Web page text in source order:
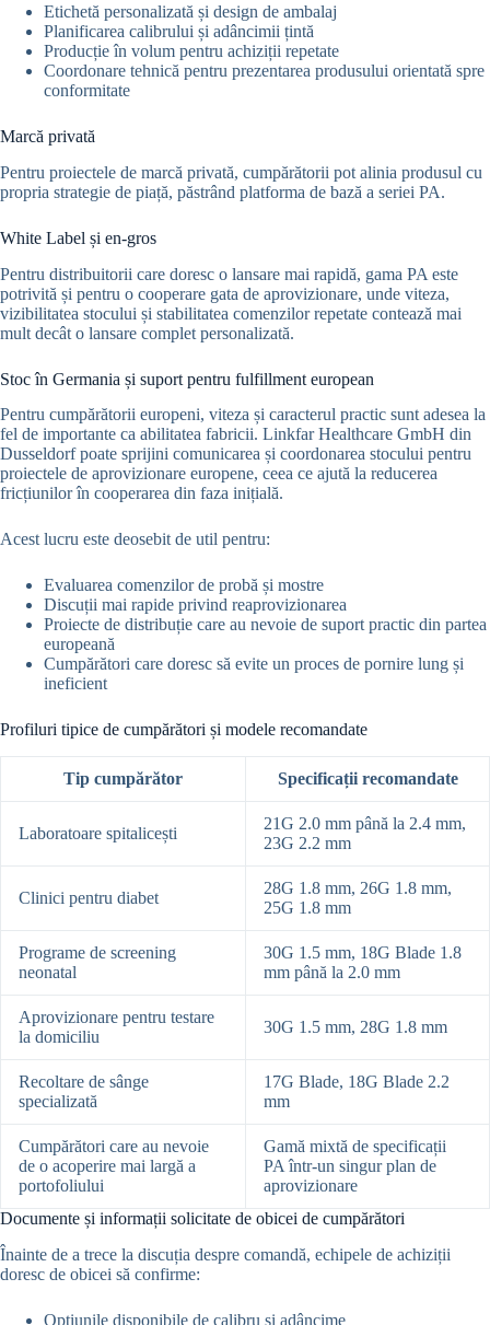
Etichetă personalizată și design de ambalaj
Planificarea calibrului și adâncimii țintă
Producție în volum pentru achiziții repetate
Coordonare tehnică pentru prezentarea produsului orientată spre
conformitate
Marcă privată
Pentru proiectele de marcă privată, cumpărătorii pot alinia produsul cu
propria strategie de piață, păstrând platforma de bază a seriei PA.
White Label și en-gros
Pentru distribuitorii care doresc o lansare mai rapidă, gama PA este
potrivită și pentru o cooperare gata de aprovizionare, unde viteza,
vizibilitatea stocului și stabilitatea comenzilor repetate contează mai
mult decât o lansare complet personalizată.
Stoc în Germania și suport pentru fulfillment european
Pentru cumpărătorii europeni, viteza și caracterul practic sunt adesea la
fel de importante ca abilitatea fabricii. Linkfar Healthcare GmbH din
Dusseldorf poate sprijini comunicarea și coordonarea stocului pentru
proiectele de aprovizionare europene, ceea ce ajută la reducerea
fricțiunilor în cooperarea din faza inițială.
Acest lucru este deosebit de util pentru:
Evaluarea comenzilor de probă și mostre
Discuții mai rapide privind reaprovizionarea
Proiecte de distribuție care au nevoie de suport practic din partea
europeană
Cumpărători care doresc să evite un proces de pornire lung și
ineficient
Profiluri tipice de cumpărători și modele recomandate
Tip cumpărător Specificații recomandate
Laboratoare spitalicești
21G 2.0 mm până la 2.4 mm,
23G 2.2 mm
Clinici pentru diabet
28G 1.8 mm, 26G 1.8 mm,
25G 1.8 mm
Programe de screening
neonatal
30G 1.5 mm, 18G Blade 1.8
mm până la 2.0 mm
Aprovizionare pentru testare
la domiciliu
30G 1.5 mm, 28G 1.8 mm
Recoltare de sânge
specializată
17G Blade, 18G Blade 2.2
mm
Cumpărători care au nevoie
de o acoperire mai largă a
portofoliului
Gamă mixtă de specificații
PA într-un singur plan de
aprovizionare
Documente și informații solicitate de obicei de cumpărători
Înainte de a trece la discuția despre comandă, echipele de achiziții
doresc de obicei să confirme:
Opțiunile disponibile de calibru și adâncime